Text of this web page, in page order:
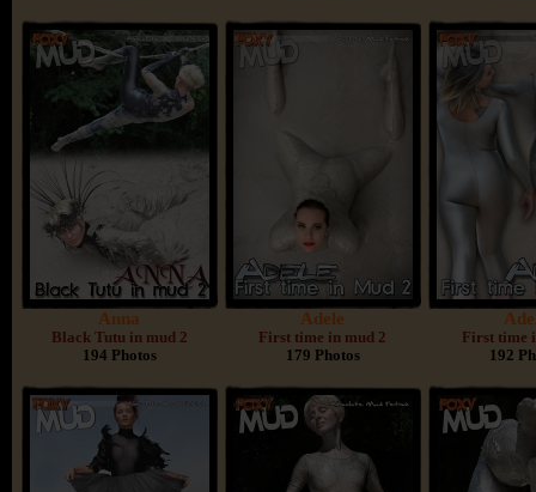
Anna
Black Tutu in mud 2
194 Photos
Adele
First time in mud 2
179 Photos
First time
192